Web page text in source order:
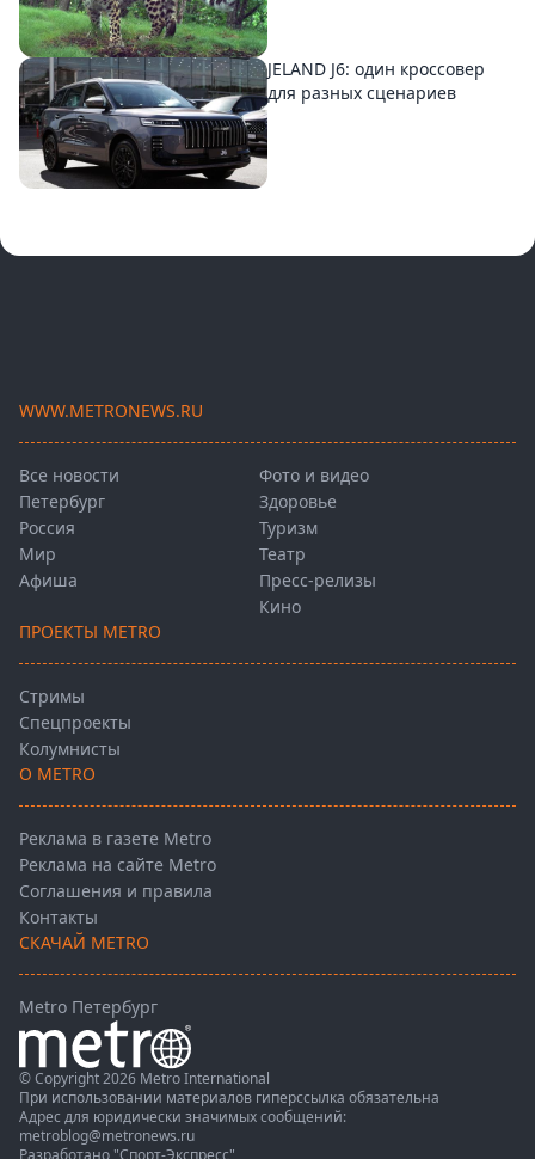
JELAND J6: один кроссовер
для разных сценариев
WWW.METRONEWS.RU
Все новости
Петербург
Россия
Мир
Афиша
Фото и видео
Здоровье
Туризм
Театр
Пресс-релизы
Кино
ПРОЕКТЫ METRO
Стримы
Спецпроекты
Колумнисты
О METRO
Реклама в газете Metro
Реклама на сайте Metro
Соглашения и правила
Контакты
СКАЧАЙ METRO
Metro Петербург
© Copyright 2026 Metro International
При использовании материалов гиперссылка обязательна
Адрес для юридически значимых сообщений:
metroblog@metronews.ru